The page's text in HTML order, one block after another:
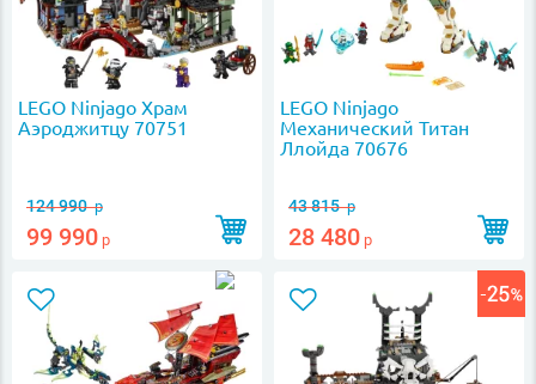
LEGO Ninjago Храм
Аэроджитцу 70751
124 990р
99 990 р
LEGO Ninjago
Механический Титан
Ллойда 70676
43 815р
28 480 р